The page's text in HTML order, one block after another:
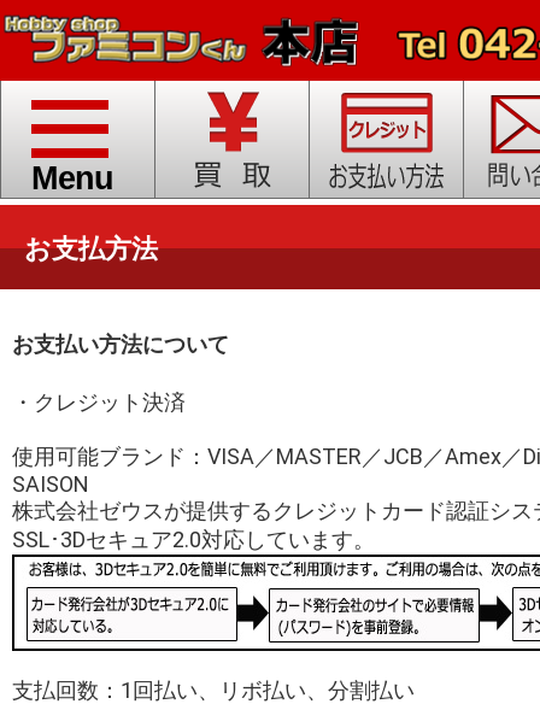
toggle
navigation
Menu
お支払方法
お支払い方法について
・クレジット決済
使用可能ブランド：VISA／MASTER／JCB／Amex／
SAISON
株式会社ゼウスが提供するクレジットカード認証シ
SSL･3Dセキュア2.0対応しています。
支払回数：1回払い、リボ払い、分割払い